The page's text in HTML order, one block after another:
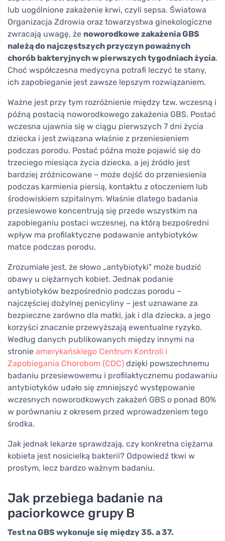
lub uogólnione zakażenie krwi, czyli sepsa. Światowa
Organizacja Zdrowia oraz towarzystwa ginekologiczne
zwracają uwagę, że noworodkowe zakażenia GBS
należą do najczęstszych przyczyn poważnych
chorób bakteryjnych w pierwszych tygodniach życia.
Choć współczesna medycyna potrafi leczyć te stany,
ich zapobieganie jest zawsze lepszym rozwiązaniem.
Ważne jest przy tym rozróżnienie między tzw. wczesną i
późną postacią noworodkowego zakażenia GBS. Postać
wczesna ujawnia się w ciągu pierwszych 7 dni życia
dziecka i jest związana właśnie z przeniesieniem
podczas porodu. Postać późna może pojawić się do
trzeciego miesiąca życia dziecka, a jej źródło jest
bardziej zróżnicowane – może dojść do przeniesienia
podczas karmienia piersią, kontaktu z otoczeniem lub
środowiskiem szpitalnym. Właśnie dlatego badania
przesiewowe koncentrują się przede wszystkim na
zapobieganiu postaci wczesnej, na którą bezpośredni
wpływ ma profilaktyczne podawanie antybiotyków
matce podczas porodu.
Zrozumiałe jest, że słowo „antybiotyki" może budzić
obawy u ciężarnych kobiet. Jednak podanie
antybiotyków bezpośrednio podczas porodu –
najczęściej dożylnej penicyliny – jest uznawane za
bezpieczne zarówno dla matki, jak i dla dziecka, a jego
korzyści znacznie przewyższają ewentualne ryzyko.
Według danych publikowanych między innymi na
stronie amerykańskiego Centrum Kontroli i
Zapobiegania Chorobom (CDC) dzięki powszechnemu
badaniu przesiewowemu i profilaktycznemu podawaniu
antybiotyków udało się zmniejszyć występowanie
wczesnych noworodkowych zakażeń GBS o ponad 80%
w porównaniu z okresem przed wprowadzeniem tego
środka.
Jak jednak lekarze sprawdzają, czy konkretna ciężarna
kobieta jest nosicielką bakterii? Odpowiedź tkwi w
prostym, lecz bardzo ważnym badaniu.
Jak przebiega badanie na
paciorkowce grupy B
Test na GBS wykonuje się między 35. a 37.